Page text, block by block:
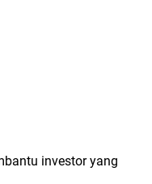
investor yang